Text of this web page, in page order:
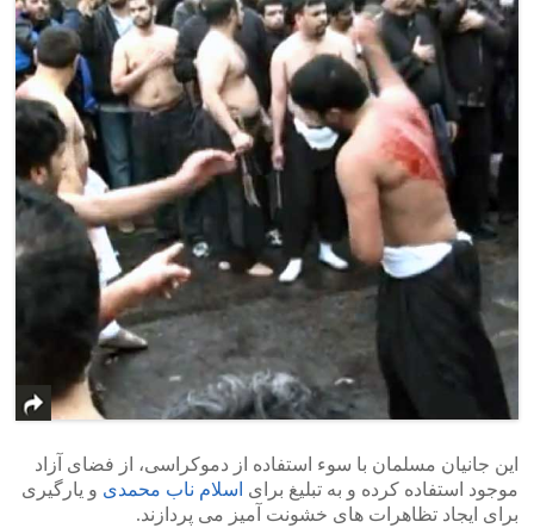
این جانیان مسلمان با سوء استفاده از دموکراسی، از فضای آزاد
موجود استفاده کرده و به تبلیغ برای اسلام ناب محمدی و یارگیری
برای ایجاد تظاهرات های خشونت آمیز می پردازند.